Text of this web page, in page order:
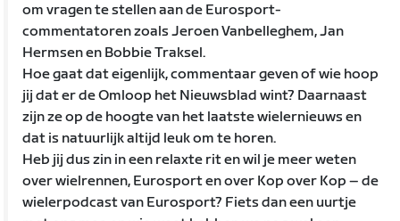
om vragen te stellen aan de Eurosport-
commentatoren zoals Jeroen Vanbelleghem, Jan
Hermsen en Bobbie Traksel.
Hoe gaat dat eigenlijk, commentaar geven of wie hoop
jij dat er de Omloop het Nieuwsblad wint? Daarnaast
zijn ze op de hoogte van het laatste wielernieuws en
dat is natuurlijk altijd leuk om te horen.
Heb jij dus zin in een relaxte rit en wil je meer weten
over wielrennen, Eurosport en over Kop over Kop – de
wielerpodcast van Eurosport? Fiets dan een uurtje